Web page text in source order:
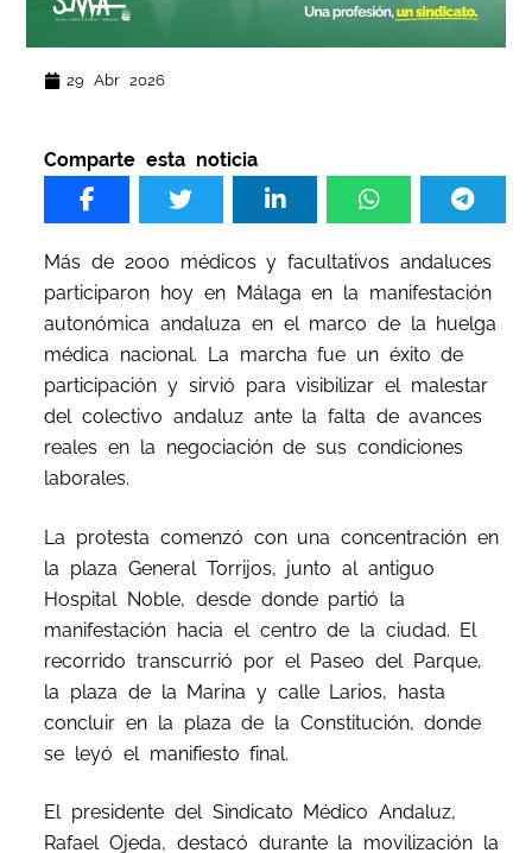
29 Abr 2026
Comparte esta noticia
Más de 2000 médicos y facultativos andaluces
participaron hoy en Málaga en la manifestación
autonómica andaluza en el marco de la huelga
médica nacional. La marcha fue un éxito de
participación y sirvió para visibilizar el malestar
del colectivo andaluz ante la falta de avances
reales en la negociación de sus condiciones
laborales.
La protesta comenzó con una concentración en
la plaza General Torrijos, junto al antiguo
Hospital Noble, desde donde partió la
manifestación hacia el centro de la ciudad. El
recorrido transcurrió por el Paseo del Parque,
la plaza de la Marina y calle Larios, hasta
concluir en la plaza de la Constitución, donde
se leyó el manifiesto final.
El presidente del Sindicato Médico Andaluz,
Rafael Ojeda, destacó durante la movilización la